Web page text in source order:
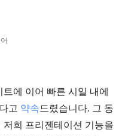
에 이어 빠른 시일 내에
고 약속 드렸습니다. 그 동
희 프리젠테이션 기능을